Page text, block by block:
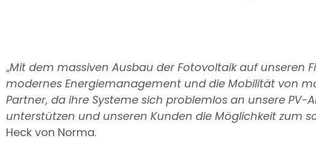
„Mit dem massiven Ausbau der Fotovoltaik auf unseren
modernes Energiemanagement und die Mobilität von
Partner, da ihre Systeme sich problemlos an unsere
unterstützen und unseren Kunden die Möglichkeit zum
Heck von Norma.